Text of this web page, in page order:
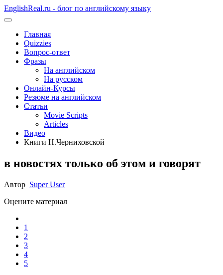
EnglishReal.ru - блог по английскому языку
Главная
Quizzies
Вопрос-ответ
Фразы
На английском
На русском
Онлайн-Курсы
Резюме на английском
Статьи
Movie Scripts
Articles
Видео
Книги Н.Черниховской
в новостях только об этом и говорят
Автор Super User
Оцените материал
1
2
3
4
5